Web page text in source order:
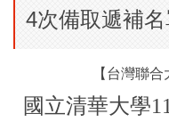
4次備取遞補
【台灣聯
國立清華大學